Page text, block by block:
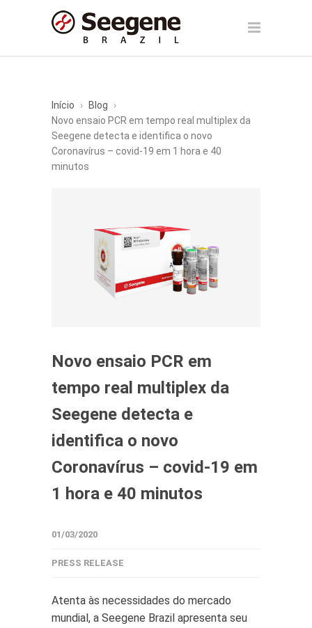
Início › Blog
›
Novo ensaio PCR em tempo real multiplex da
Seegene detecta e identifica o novo
Coronavírus – covid-19 em 1 hora e 40
minutos
Novo ensaio PCR em
tempo real multiplex da
Seegene detecta e
identifica o novo
Coronavírus – covid-19 em
1 hora e 40 minutos
01/03/2020
PRESS RELEASE
Atenta às necessidades do mercado
mundial, a Seegene Brazil apresenta seu